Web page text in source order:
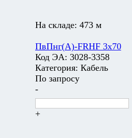
На складе: 473 м
ПвПнг(А)-FRHF 3х70
Код ЭА: 3028-3358
Категория: Кабель
По запросу
-
+